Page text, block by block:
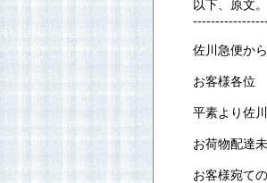
以下、原文。
佐川急便か
お客様各位
平素より佐
お荷物配達
お客様宛て